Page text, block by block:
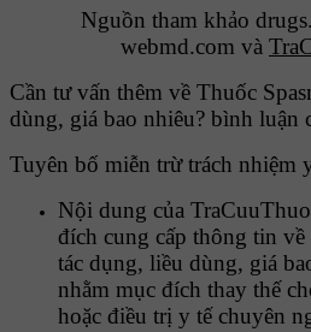
Nguồn tham khảo
webmd.com và
Cần tư vấn thêm về Thuốc
dùng, giá bao nhiêu? bình luận
Tuyên bố miễn trừ trách nhiệm
Nội dung của
đích cung cấp thông tin
tác dụng, liều dùng, giá
nhằm mục đích thay thế
hoặc điều trị y tế chuyên